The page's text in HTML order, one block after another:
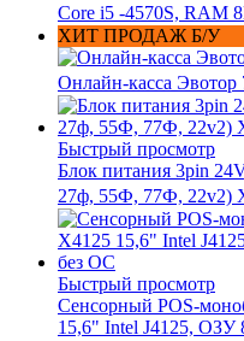
Core i5 -4570S, RAM
ХИТ ПРОДАЖ Б/У
Онлайн-касса Эвотор
Быстрый просмотр
Блок питания 3pin
27ф, 55Ф, 77Ф, 22v2)
Быстрый просмотр
Сенсорный POS-
15,6" Intel J4125, ОЗУ